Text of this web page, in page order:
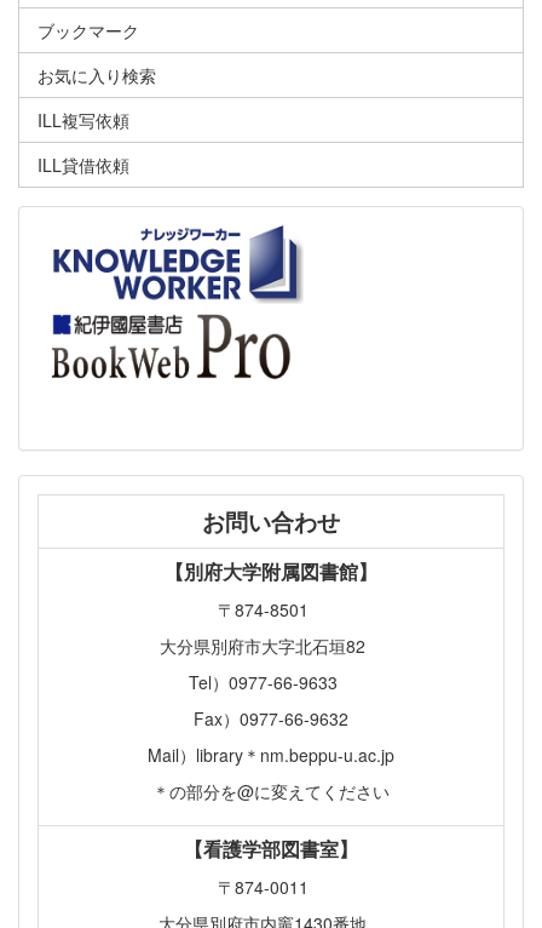
ブックマーク
お気に入り検索
ILL複写依頼
ILL貸借依頼
お問い合わせ
【別府大学附属図書館】
〒874-8501
大分県別府市大字北石垣82
Tel）0977-66-9633
Fax）0977-66-9632
Mail）library＊nm.beppu-u.ac.jp
＊の部分を@に変えてください
【看護学部図書室】
〒874-0011